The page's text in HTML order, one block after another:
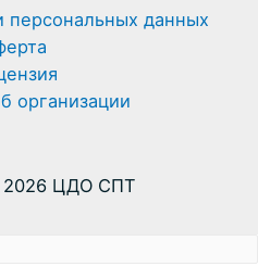
персональных данных
организации
2026 ЦДО СПТ